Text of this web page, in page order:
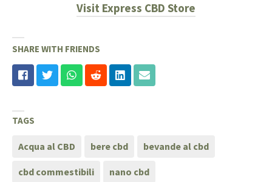
Visit Express CBD Store
SHARE WITH FRIENDS
TAGS
Acqua al CBD bere cbd bevande al cbd
cbd commestibili nano cbd